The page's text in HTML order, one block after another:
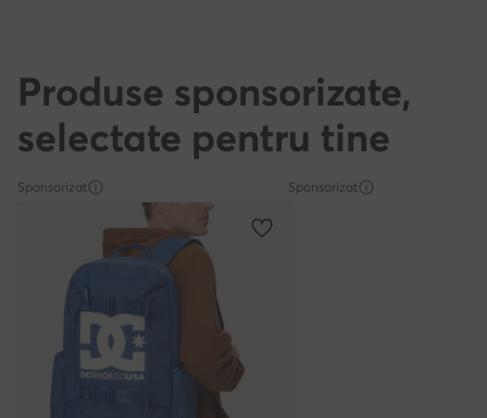
Produse sponsorizate,
selectate pentru tine
Sponsorizat Sponsorizat